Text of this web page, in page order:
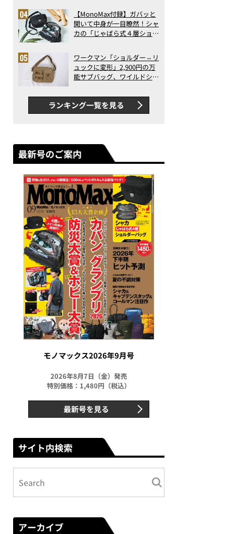
で決定版
【MonoMax付録】ガバッと
開いて中身が一目瞭然！シャ
カの「じゃばら式４層ショル
った！
ワークマン「ショルダー⇔リ
ュックに変形」2,900円の万
能サブバッグ、ワイルドシン
録…ほか【休日バッグの人気
記事ランキングベスト3】
（2026年6月版）
ランキング一覧を見る
最新号のご案内
モノマックス2026年9月号
2026年8月7日（金）発売
特別価格：1,480円（税込）
最新号を見る
サイト内検索
アーカイブ